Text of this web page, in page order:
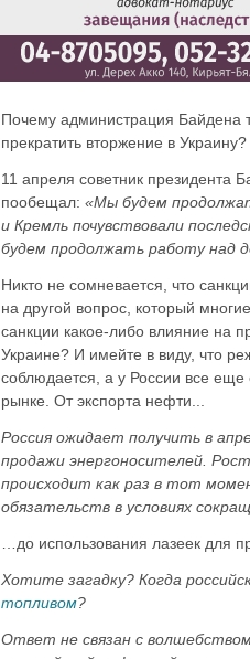
Почему администрация Байдена
прекратить вторжение в Украину?
11 апреля советник президента
пообещал: «Мы будем
и Кремль почувствовали
будем продолжать работу над
Никто не сомневается, что
на другой вопрос, который
санкции какое-либо влияние на
Украине? И имейте в виду, что
соблюдается, а у России все
рынке. От экспорта нефти...
Россия ожидает получить в
продажи энергоносителей.
происходит как раз в тот
обязательств в условиях
…до использования лазеек для
Хотите загадку? Когда
топливом?
Ответ не связан с